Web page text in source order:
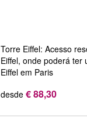
Torre Eiffel: Acesso
Eiffel, onde poderá ter
Eiffel em Paris
desde € 88,30